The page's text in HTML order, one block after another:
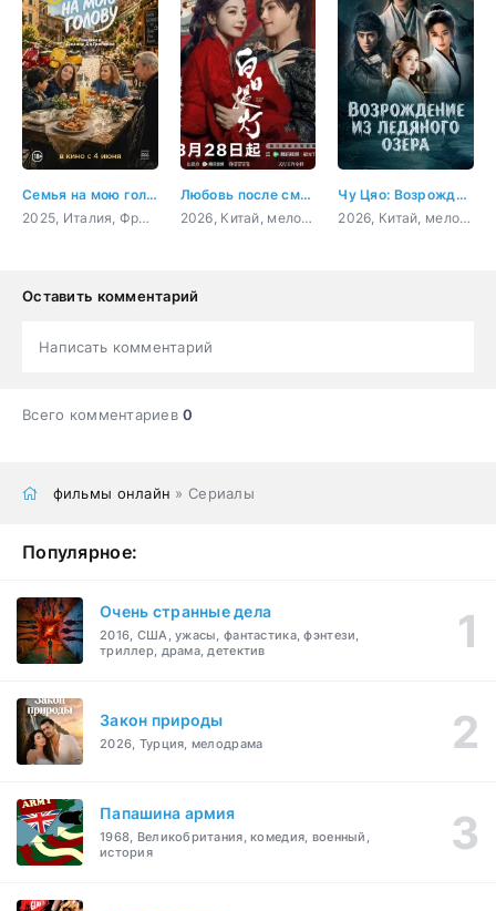
Семья на мою голову
2025, Италия, Франция, комедия
Любовь после смерти
2026, Китай, мелодрама, фэнтези
Чу Цяо: Возрождение из Ледяного озера
2026, Китай, мелодрама
Оставить комментарий
Написать комментарий
Всего комментариев0
фильмы онлайн » Сериалы
Популярное:
Очень странные дела
2016, США, ужасы, фантастика, фэнтези,
триллер, драма, детектив
Закон природы
2026, Турция, мелодрама
Папашина армия
1968, Великобритания, комедия, военный,
история